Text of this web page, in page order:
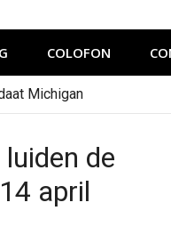
COLOFON
Michigan
de
april